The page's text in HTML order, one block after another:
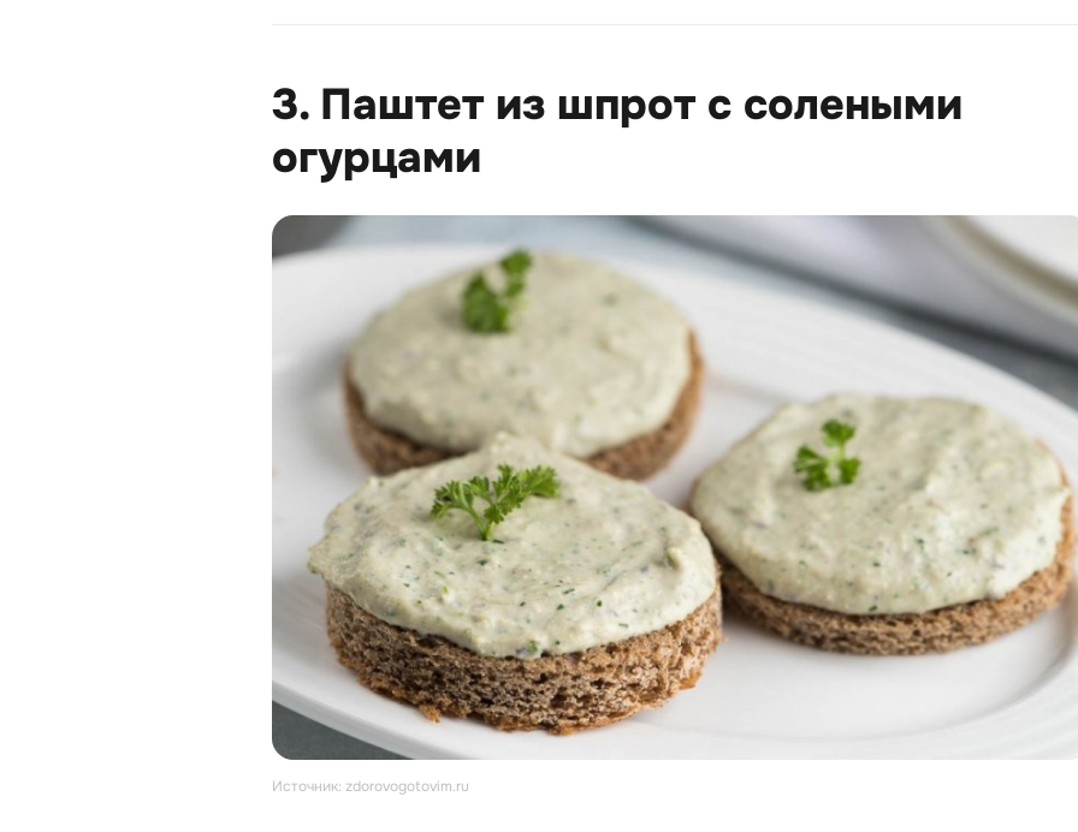
3. Паштет из шпрот с солеными
огурцами
Источник: zdorovogotovim.ru